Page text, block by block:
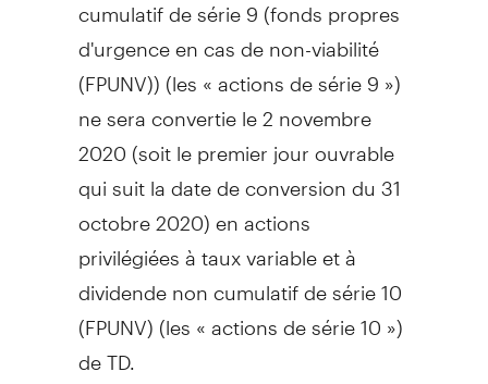
d'urgence en cas de non-viabilité
(FPUNV)) (les « actions de série 9 »)
ne sera convertie le 2 novembre
2020 (soit le premier jour ouvrable
qui suit la date de conversion du 31
octobre 2020) en actions
privilégiées à taux variable et à
dividende non cumulatif de série 10
(FPUNV) (les « actions de série 10 »)
de TD.